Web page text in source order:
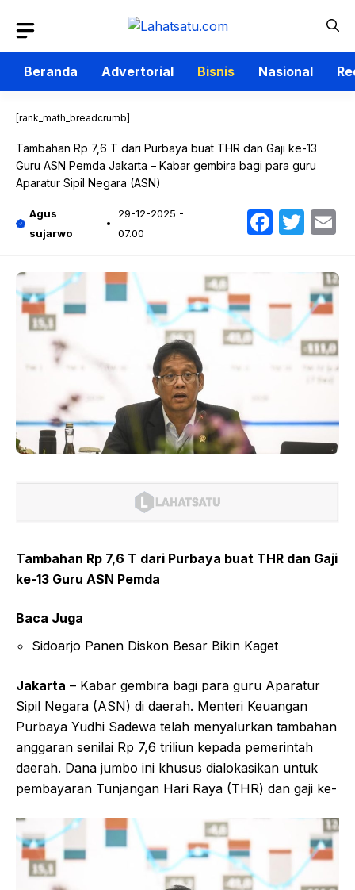
isi
Beranda
Advertorial Bisnis Nasional
[rank_math_breadcrumb]
Tambahan Rp 7,6 T dari Purbaya buat THR dan Gaji ke-13
Guru ASN Pemda Jakarta – Kabar gembira bagi para guru
Aparatur Sipil Negara (ASN)
Agus
sujarwo
29-12-2025 -
07.00
Tambahan Rp 7,6 T dari Purbaya buat THR dan Gaji
ke-13 Guru ASN Pemda
Baca Juga
Sidoarjo Panen Diskon Besar Bikin Kaget
Jakarta – Kabar gembira bagi para guru Aparatur
Sipil Negara (ASN) di daerah. Menteri Keuangan
Purbaya Yudhi Sadewa telah menyalurkan tambahan
anggaran senilai Rp 7,6 triliun kepada pemerintah
daerah. Dana jumbo ini khusus dialokasikan untuk
pembayaran Tunjangan Hari Raya (THR) dan gaji ke-